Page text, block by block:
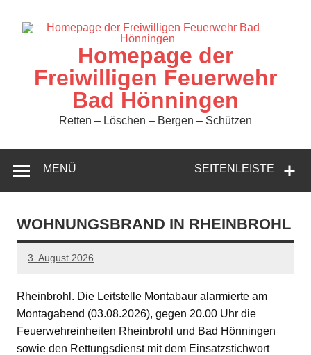
springen
Homepage der
Freiwilligen Feuerwehr
Bad Hönningen
Retten – Löschen – Bergen – Schützen
SEITENLEISTE
MENÜ
WOHNUNGSBRAND IN RHEINBROHL
3. August 2026
Rheinbrohl. Die Leitstelle Montabaur alarmierte am
Montagabend (03.08.2026), gegen 20.00 Uhr die
Feuerwehreinheiten Rheinbrohl und Bad Hönningen
sowie den Rettungsdienst mit dem Einsatzstichwort